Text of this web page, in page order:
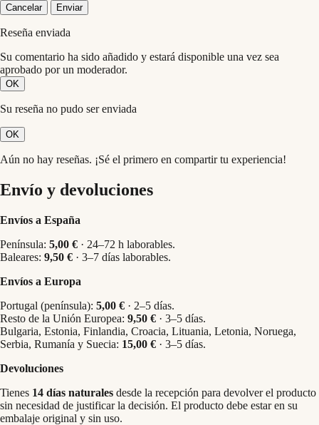
Cancelar Enviar
Reseña enviada
Su comentario ha sido añadido y estará disponible una vez sea
aprobado por un moderador.
OK
Su reseña no pudo ser enviada
OK
Aún no hay reseñas. ¡Sé el primero en compartir tu experiencia!
Envío y devoluciones
Envíos a España
Península: 5,00 € · 24–72 h laborables.
Baleares: 9,50 € · 3–7 días laborables.
Envíos a Europa
Portugal (península): 5,00 € · 2–5 días.
Resto de la Unión Europea: 9,50 € · 3–5 días.
Bulgaria, Estonia, Finlandia, Croacia, Lituania, Letonia, Noruega,
Serbia, Rumanía y Suecia: 15,00 € · 3–5 días.
Devoluciones
Tienes 14 días naturales desde la recepción para devolver el producto
sin necesidad de justificar la decisión. El producto debe estar en su
embalaje original y sin uso.